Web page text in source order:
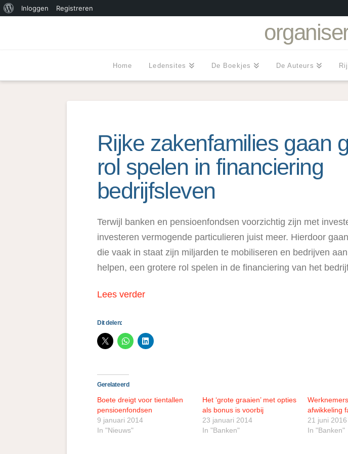
Over
Inloggen
Registreren
Home Ledensites De Boekjes De Auteurs
Rijke zakenfamilies gaan
rol spelen in financiering
bedrijfsleven
Terwijl banken en pensioenfondsen voorzichtig zijn met
investeren vermogende particulieren juist meer. Hierdoor
die vaak in staat zijn miljarden te mobiliseren en bedrijven
helpen, een grotere rol spelen in de financiering van het
Lees verder
Dit delen:
Gerelateerd
Boete dreigt voor tientallen
pensioenfondsen
9 januari 2014
In "Nieuws"
Het ‘grote graaien’ met opties
als bonus is voorbij
23 januari 2014
In "Banken"
afwikkeling
21 juni 2016
In "Banken"